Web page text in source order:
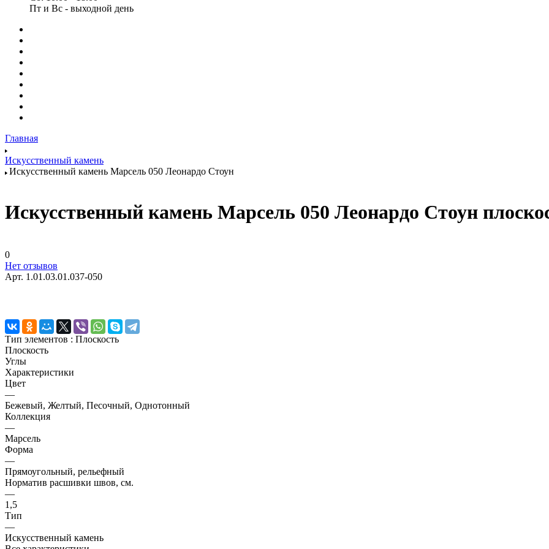
Пт и Вс - выходной день
Главная
Искусственный камень
Искусственный камень Марсель 050 Леонардо Стоун
Искусственный камень Марсель 050 Леонардо Стоун
0
Нет отзывов
Арт. 1.01.03.01.037-050
Тип элементов : Плоскость
Плоскость
Углы
Характеристики
Цвет
—
Бежевый, Желтый, Песочный, Однотонный
Коллекция
—
Марсель
Форма
—
Прямоугольный, рельефный
Норматив расшивки швов, см.
—
1,5
Тип
—
Искусственный камень